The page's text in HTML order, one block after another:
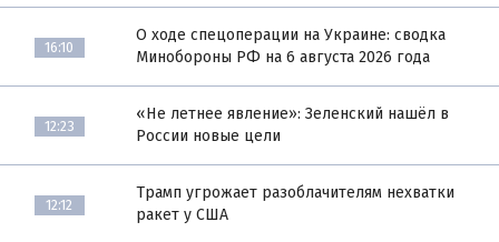
16:10
О ходе спецоперации на Украине: сводка
Минобороны РФ на 6 августа 2026 года
12:23
«Не летнее явление»: Зеленский нашёл в
России новые цели
12:12
Трамп угрожает разоблачителям нехватки
ракет у США